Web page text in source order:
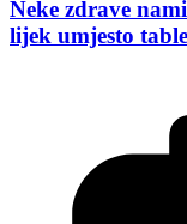
Neke zdrave
lijek umjesto